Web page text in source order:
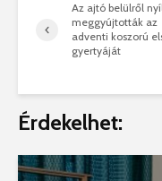
Az ajtó belülről
meggyújtották az
adventi koszorú
gyertyáját
Érdekelhet: